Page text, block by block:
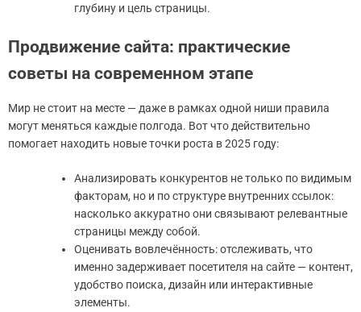
глубину и цель страницы.
Продвижение сайта: практические
советы на современном этапе
Мир не стоит на месте — даже в рамках одной ниши правила
могут меняться каждые полгода. Вот что действительно
помогает находить новые точки роста в 2025 году:
Анализировать конкурентов не только по видимым
факторам, но и по структуре внутренних ссылок:
насколько аккуратно они связывают релевантные
страницы между собой.
Оценивать вовлечённость: отслеживать, что
именно задерживает посетителя на сайте — контент,
удобство поиска, дизайн или интерактивные
элементы.